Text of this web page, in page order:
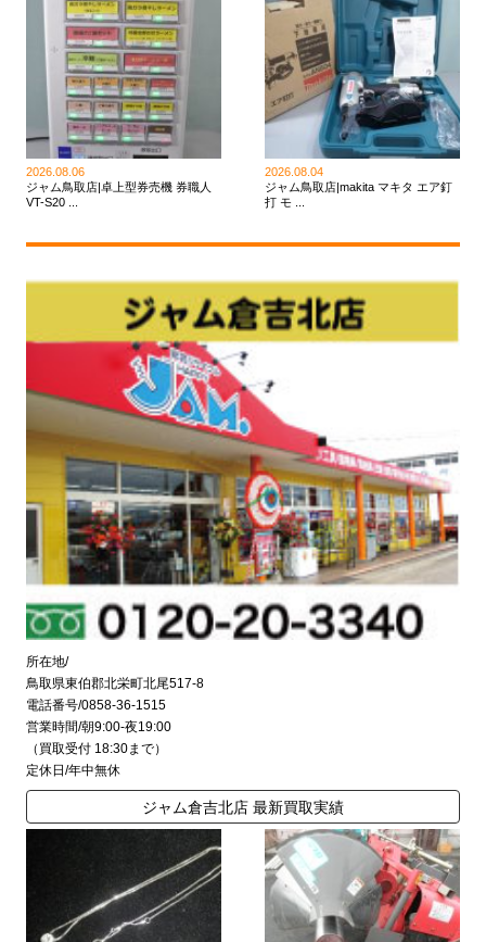
2026.08.06
ジャム鳥取店|卓上型券売機 券職人
VT-S20 ...
2026.08.04
ジャム鳥取店|makita マキタ エア釘
打 モ ...
所在地/
鳥取県東伯郡北栄町北尾517-8
電話番号/0858-36-1515
営業時間/朝9:00-夜19:00
（買取受付 18:30まで）
定休日/年中無休
ジャム倉吉北店 最新買取実績